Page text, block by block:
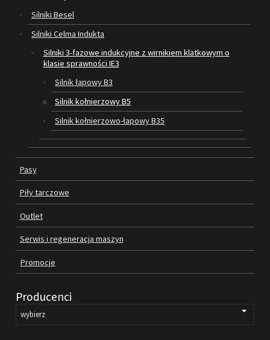
SILNIKI ELEKTRYCZNE
PIŁY TARCZOWE
SERWIS I REGENERACJA MASZYN
PROMOCJE
REGULAMIN
KATALOGI
OBRABIARKI DO DREWNA
SILNIKI ELEKTRYCZNE
PASY KLINOWE
Silniki Besel
Silniki Celma Indukta
Silniki 3-fazowe indukcyjne z wirnikiem klatkowym o
klasie sprawności IE3
Silnik łapowy B3
Silnik kołnierzowy B5
Silnik kołnierzowo-łapowy B35
Pasy
Piły tarczowe
Outlet
Serwis i regeneracja maszyn
Promocje
Producenci